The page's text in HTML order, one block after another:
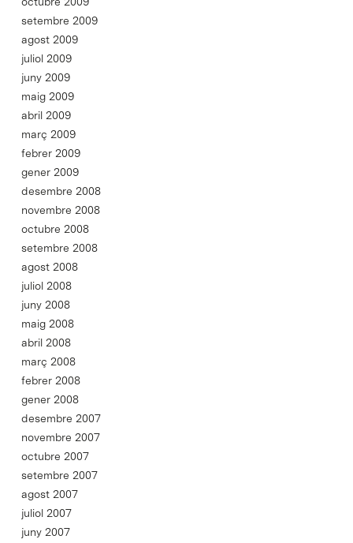
setembre 2009
agost 2009
juliol 2009
juny 2009
maig 2009
abril 2009
març 2009
febrer 2009
gener 2009
desembre 2008
novembre 2008
octubre 2008
setembre 2008
agost 2008
juliol 2008
juny 2008
maig 2008
abril 2008
març 2008
febrer 2008
gener 2008
desembre 2007
novembre 2007
octubre 2007
setembre 2007
agost 2007
juliol 2007
juny 2007